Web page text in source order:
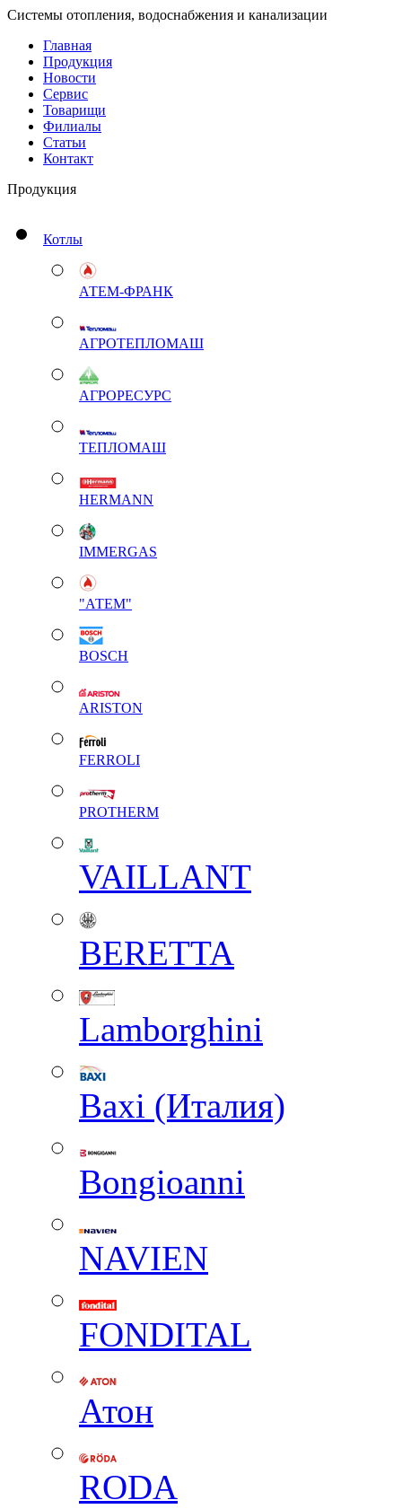
Системы отопления, водоснабжения и канализации
Главная
Продукция
Новости
Сервис
Товарищи
Филиалы
Статьи
Контакт
Продукция
Котлы
АТЕМ-ФРАНК
АГРОТЕПЛОМАШ
АГРОРЕСУРС
ТЕПЛОМАШ
HERMANN
IMMERGAS
"АТЕМ"
BOSCH
ARISTON
FERROLI
PROTHERM
VAILLANT
BERETTA
Lamborghini
Baxi (Италия)
Вongioanni
NAVIEN
FONDITAL
Атон
RODA